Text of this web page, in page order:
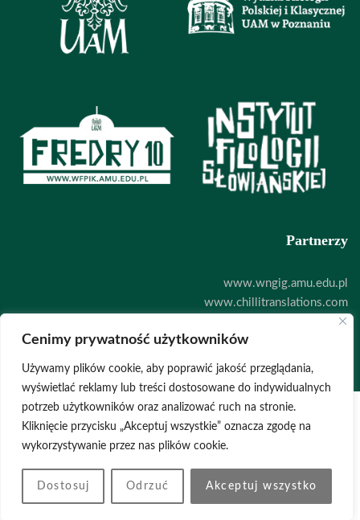
Cenimy prywatność użytkowników
Używamy plików cookie, aby poprawić jakość przeglądania,
wyświetlać reklamy lub treści dostosowane do indywidualnych
potrzeb użytkowników oraz analizować ruch na stronie.
Kliknięcie przycisku „Akceptuj wszystkie” oznacza zgodę na
wykorzystywanie przez nas plików cookie.
Dostosuj Odrzuć Akceptuj wszystko
Partnerzy
www.wngig.amu.edu.pl
www.chillitranslations.com
www.zoodigital.com
POLITYKA PRYWATNOŚCI